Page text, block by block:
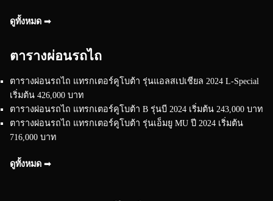
ดูทั้งหมด ➟
ตารางผ่อนรถไถ
ตารางผ่อนรถไถ แทรกเตอร์คูโบต้า รุ่นแอลสเปเชียล 2024 L-Special
เริ่มต้น 426,000 บาท
ตารางผ่อนรถไถ แทรกเตอร์คูโบต้า B รุ่นบี 2024 เริ่มต้น 243,000 บาท
ตารางผ่อนรถไถ แทรกเตอร์คูโบต้า รุ่นเอ็มยู MU ปี 2024 เริ่มต้น
716,000 บาท
ดูทั้งหมด ➟